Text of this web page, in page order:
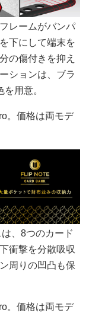
レームがバンパ
下にして端末を
の傷付きを抑え
ションは、ブラ
用意。
。価格は両モデ
、8つのカード
衝撃を分散吸収
周りの凹凸も保
。価格は両モデ